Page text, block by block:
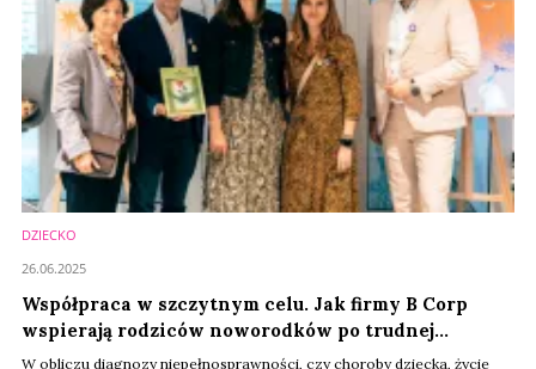
DZIECKO
Współpraca w szczytnym celu. Jak firmy B Corp
wspierają rodziców noworodków po trudnej
diagnozie
W obliczu diagnozy niepełnosprawności, czy choroby dziecka, życie
26.06.2025